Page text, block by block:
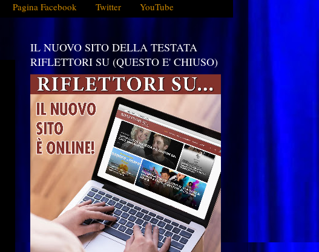
Pagina Facebook Twitter YouTube
IL NUOVO SITO DELLA TESTATA
RIFLETTORI SU (QUESTO E' CHIUSO)